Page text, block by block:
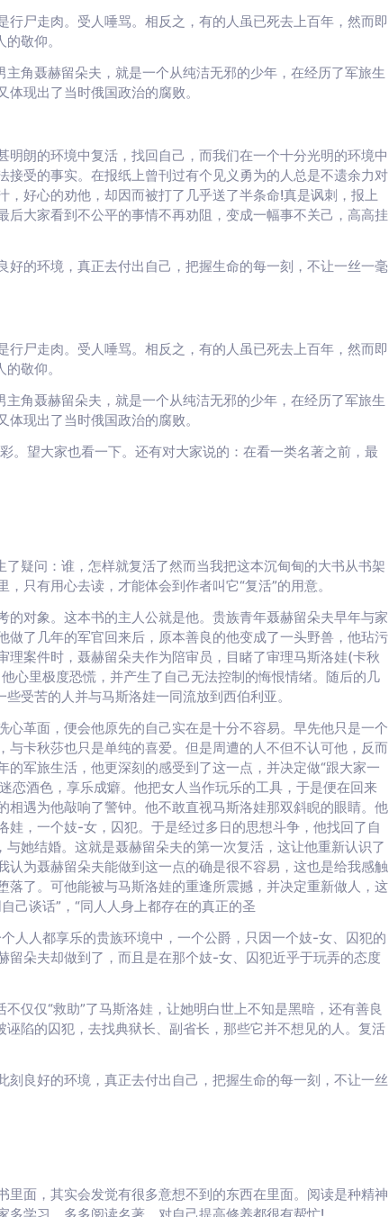
尸走肉。受人唾骂。相反之，有的人虽已死去上百年，然而即
敬仰。
角聂赫留朵夫，就是一个从纯洁无邪的少年，在经历了军旅生
现出了当时俄国政治的腐败。
朗的环境中复活，找回自己，而我们在一个十分光明的环境中
受的事实。在报纸上曾刊过有个见义勇为的人总是不遗余力对
好心的劝他，却因而被打了几乎送了半条命!真是讽刺，报上
大家看到不公平的事情不再劝阻，变成一幅事不关己，高高挂
的环境，真正去付出自己，把握生命的每一刻，不让一丝一毫
尸走肉。受人唾骂。相反之，有的人虽已死去上百年，然而即
敬仰。
角聂赫留朵夫，就是一个从纯洁无邪的少年，在经历了军旅生
现出了当时俄国政治的腐败。
望大家也看一下。还有对大家说的：在看一类名著之前，最
疑问：谁，怎样就复活了然而当我把这本沉甸甸的大书从书架
只有用心去读，才能体会到作者叫它“复活”的用意。
对象。这本书的主人公就是他。贵族青年聂赫留朵夫早年与家
了几年的军官回来后，原本善良的他变成了一头野兽，他玷污
案件时，聂赫留朵夫作为陪审员，目睹了审理马斯洛娃(卡秋
心里极度恐慌，并产生了自己无法控制的悔恨情绪。随后的几
受苦的人并与马斯洛娃一同流放到西伯利亚。
革面，便会他原先的自己实在是十分不容易。早先他只是一个
卡秋莎也只是单纯的喜爱。但是周遭的人不但不认可他，反而
军旅生活，他更深刻的感受到了这一点，并决定做“跟大家一
恋酒色，享乐成癖。他把女人当作玩乐的工具，于是便在回来
相遇为他敲响了警钟。他不敢直视马斯洛娃那双斜睨的眼睛。他
，一个妓-女，囚犯。于是经过多日的思想斗争，他找回了自
她结婚。这就是聂赫留朵夫的第一次复活，这让他重新认识了
为聂赫留朵夫能做到这一点的确是很不容易，这也是给我感触
了。可他能被与马斯洛娃的重逢所震撼，并决定重新做人，这
己谈话”，“同人人身上都存在的真正的圣
人都享乐的贵族环境中，一个公爵，只因一个妓-女、囚犯的
留朵夫却做到了，而且是在那个妓-女、囚犯近乎于玩弄的态度
仅“救助”了马斯洛娃，让她明白世上不知是黑暗，还有善良
陷的囚犯，去找典狱长、副省长，那些它并不想见的人。复活
良好的环境，真正去付出自己，把握生命的每一刻，不让一丝
面，其实会发觉有很多意想不到的东西在里面。阅读是种精神